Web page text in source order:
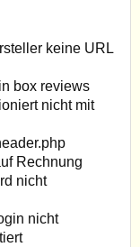
keine URL
box reviews
nicht mit
Rechnung
nicht
nicht